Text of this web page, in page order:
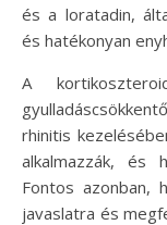
és a loratadin,
és hatékonyan
A
rhinitis
alkalmazzák, és
Fontos azonban,
javaslatra és